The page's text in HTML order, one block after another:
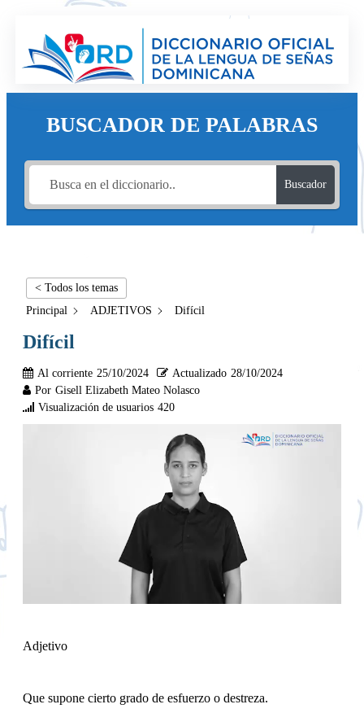
BUSCADOR DE PALABRAS
Buscador
< Todos los temas
Principal
ADJETIVOS Difícil
Difícil
Al corriente 25/10/2024 Actualizado 28/10/2024
Por Gisell Elizabeth Mateo Nolasco
Visualización de usuarios 420
Adjetivo
Que supone cierto grado de esfuerzo o destreza.